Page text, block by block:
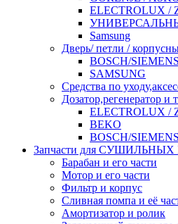
ELECTROLUX /
Samsung
Дверь/ петли /
BOSCH/
SAMSUNG
Средства по
Дозатор,регенератор и
ELECTROLUX /
BEKO
BOSCH/
Запчасти для
Барабан и его части
Мотор и его части
Фильтр и корпус
Сливная помпа и её
Амортизатор и ролик